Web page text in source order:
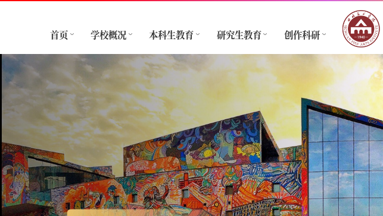
首页 学校概况 本科生教育 研究生教育 创作科研